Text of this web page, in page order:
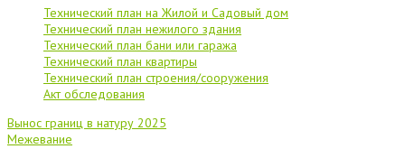
Технический план на Жилой и Садовый дом
Технический план нежилого здания
Технический план бани или гаража
Технический план квартиры
Технический план строения/сооружения
Акт обследования
Вынос границ в натуру 2025
Межевание